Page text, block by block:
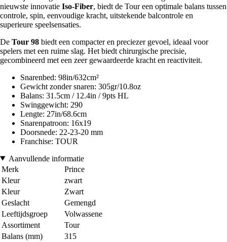
nieuwste innovatie Iso-Fiber, biedt de Tour een optimale balans tussen
controle, spin, eenvoudige kracht, uitstekende balcontrole en
superieure speelsensaties.
De Tour 98 biedt een compacter en preciezer gevoel, ideaal voor
spelers met een ruime slag. Het biedt chirurgische precisie,
gecombineerd met een zeer gewaardeerde kracht en reactiviteit.
Snarenbed: 98in/632cm²
Gewicht zonder snaren: 305gr/10.8oz
Balans: 31.5cm / 12.4in / 9pts HL
Swinggewicht: 290
Lengte: 27in/68.6cm
Snarenpatroon: 16x19
Doorsnede: 22-23-20 mm
Franchise: TOUR
Aanvullende informatie
Merk
Prince
Kleur
zwart
Kleur
Zwart
Geslacht
Gemengd
Leeftijdsgroep
Volwassene
Assortiment
Tour
Balans (mm)
315